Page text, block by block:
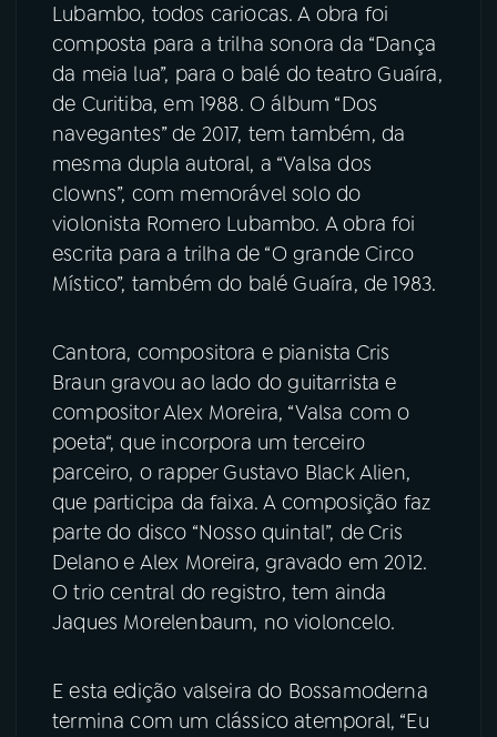
Lubambo, todos cariocas. A obra foi
composta para a trilha sonora da “Dança
da meia lua”, para o balé do teatro Guaíra,
de Curitiba, em 1988. O álbum “Dos
navegantes” de 2017, tem também, da
mesma dupla autoral, a “Valsa dos
clowns”, com memorável solo do
violonista Romero Lubambo. A obra foi
escrita para a trilha de “O grande Circo
Místico”, também do balé Guaíra, de 1983.
Cantora, compositora e pianista Cris
Braun gravou ao lado do guitarrista e
compositor Alex Moreira, “Valsa com o
poeta“, que incorpora um terceiro
parceiro, o rapper Gustavo Black Alien,
que participa da faixa. A composição faz
parte do disco “Nosso quintal”, deCris
Delanoe Alex Moreira, gravado em 2012.
O trio central do registro, tem ainda
Jaques Morelenbaum, no violoncelo.
E esta edição valseira do Bossamoderna
termina com um clássico atemporal, “Eu